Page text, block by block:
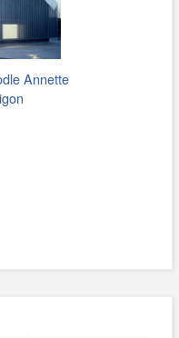
Annette